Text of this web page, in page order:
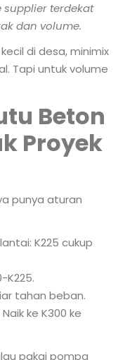
supplier terdekat
dan volume.
di desa, minimix
Tapi untuk volume
Beton
Proyek
punya aturan
K225 cukup
K225.
tahan beban.
ke K300 ke
pakai pompa